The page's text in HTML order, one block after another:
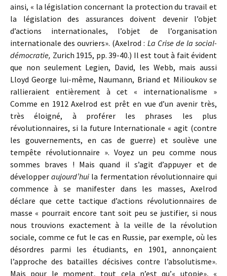
ainsi, « la législation concernant la protection du travail et
la législation des assurances doivent devenir l’objet
d’actions internationales, l’objet de l’organisation
internationale des ouvriers». (Axelrod : La Crise de la social-
démocratie, Zurich 1915, pp. 39-40.) Il est tout à fait évident
que non seulement Legien, David, les Webb, mais aussi
Lloyd George lui-même, Naumann, Briand et Milioukov se
rallieraient entièrement à cet « internationalisme »
Comme en 1912 Axelrod est prêt en vue d’un avenir très,
très éloigné, à proférer les phrases les plus
révolutionnaires, si la future Internationale « agit (contre
les gouvernements, en cas de guerre) et soulève une
tempête révolutionnaire ». Voyez un peu comme nous
sommes braves ! Mais quand il s’agit d’appuyer et de
développeraujourd’hui la fermentation révolutionnaire qui
commence à se manifester dans les masses, Axelrod
déclare que cette tactique d’actions révolutionnaires de
masse « pourrait encore tant soit peu se justifier, si nous
nous trouvions exactement à la veille de la révolution
sociale, comme ce fut le cas en Russie, par exemple, où les
désordres parmi les étudiants, en 1901, annonçaient
l’approche des batailles décisives contre l’absolutisme».
Mais pour le moment, tout cela n’est qu’« utopie», «